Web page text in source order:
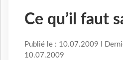
Ce qu’il faut
Publié le : 10.07.2009 I
10.07.2009